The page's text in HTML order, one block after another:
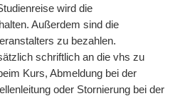
wird die
Außerdem sind die
zu bezahlen.
schriftlich an die vhs zu
Kurs, Abmeldung bei der
oder Stornierung bei der